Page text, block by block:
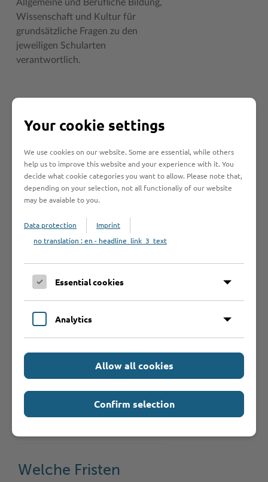
Allgemeine und Berufliche Bildung,
Wissenschaft und Kultur für
grundsätzliche Fragen zu den
jeweiligen Schularten
verantwortlich.
An wen muss ich
mich wenden?
Welche
Unterlagen
werden benötigt?
Gebühren fallen
Welche Fristen
Your cookie settings
We use cookies on our website. Some are essential, while others
help us to improve this website and your experience with it. You
decide what cookie categories you want to allow. Please note that,
depending on your selection, not all functionaliy of our website
may be avaiable to you.
Data protection
Imprint
no translation : en - headline_link_3_text
Essential cookies
Analytics
Allow all cookies
Confirm selection